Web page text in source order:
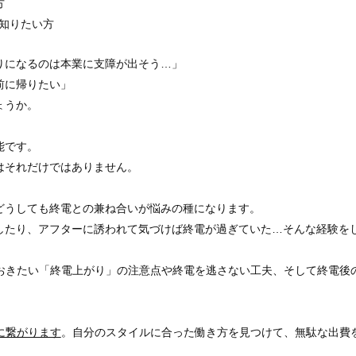
りたい方
なるのは本業に支障が出そう…」
帰りたい」
か。
す。
れだけではありません。
しても終電との兼ね合いが悩みの種になります。
り、アフターに誘われて気づけば終電が過ぎていた…そんな経験を
たい「終電上がり」の注意点や終電を逃さない工夫、そして終電
繋がります。自分のスタイルに合った働き方を見つけて、無駄な出